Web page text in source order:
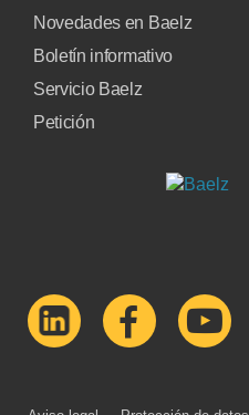
Novedades en Baelz
Boletín informativo
Servicio Baelz
Petición